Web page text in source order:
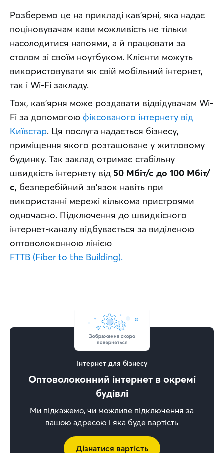
Розберемо це на прикладі кав’ярні, яка надає
поціновувачам кави можливість не тільки
насолодитися напоями, а й працювати за
столом зі своїм ноутбуком. Клієнти можуть
використовувати як свій мобільний інтернет,
так і Wi-Fi закладу.
Тож, кав’ярня може роздавати відвідувачам Wi-
Fi за допомогою фіксованого інтернету від
Київстар. Ця послуга надається бізнесу,
приміщення якого розташоване у житловому
будинку. Так заклад отримає стабільну
швидкість інтернету від 50 Мбіт/с до 100 Мбіт/
с, безперебійний зв’язок навіть при
використанні мережі кількома пристроями
одночасно. Підключення до швидкісного
інтернет-каналу відбувається за виділеною
оптоволоконною лінією
FTTB (Fiber to the Building).
Інтернет для бізнесу
Оптоволоконний інтернет в окремі
будівлі
Ми підкажемо, чи можливе підключення за
вашою адресою і яка буде вартість
Дізнатися вартість